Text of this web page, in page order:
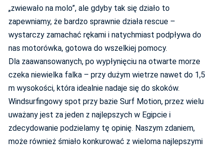
„zwiewało na molo”, ale gdyby tak się działo to
zapewniamy, że bardzo sprawnie działa rescue –
wystarczy zamachać rękami i natychmiast podpływa do
nas motorówka, gotowa do wszelkiej pomocy.
Dla zaawansowanych, po wypłynięciu na otwarte morze
czeka niewielka falka – przy dużym wietrze nawet do 1,5
m wysokości, która idealnie nadaje się do skoków.
Windsurfingowy spot przy bazie Surf Motion, przez wielu
uważany jest za jeden z najlepszych w Egipcie i
zdecydowanie podzielamy tę opinię. Naszym zdaniem,
może również śmiało konkurować z wieloma najlepszymi